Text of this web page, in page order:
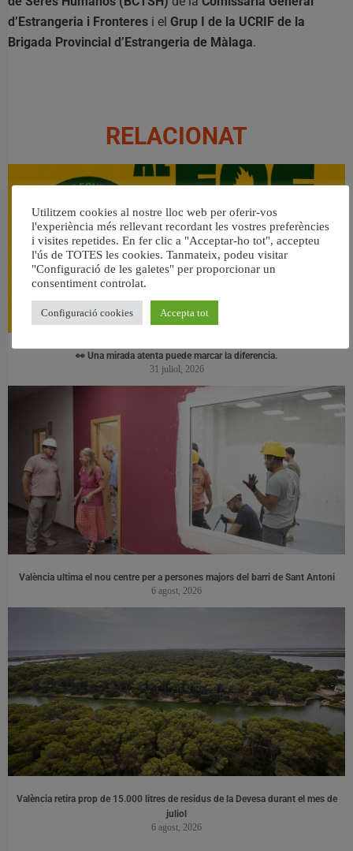
d’Estrangeria i Fronteres i el Grup I de la UCRIF de la
Brigada Provincial d’Estrangeria de Màlaga.
RELACIONAT
👀 Una mirada atenta puede marcar la diferencia.
31 juliol, 2026
València ultima el nou centre per a persones majors del barri de Sant Antoni
6 agost, 2026
València retira prop de 15.000 litres de residus de la Devesa durant el mes de
juliol
6 agost, 2026
Utilitzem cookies al nostre lloc web per oferir-vos
l'experiència més rellevant recordant les vostres preferències
i visites repetides. En fer clic a "Acceptar-ho tot", accepteu
l'ús de TOTES les cookies. Tanmateix, podeu visitar
"Configuració de les galetes" per proporcionar un
consentiment controlat.
Configuració cookies Accepta tot